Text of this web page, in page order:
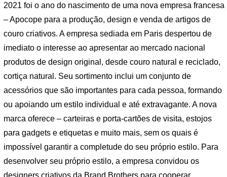
2021 foi o ano do nascimento de uma nova empresa francesa
– Apocope para a produção, design e venda de artigos de
couro criativos. A empresa sediada em Paris despertou de
imediato o interesse ao apresentar ao mercado nacional
produtos de design original, desde couro natural e reciclado,
cortiça natural. Seu sortimento inclui um conjunto de
acessórios que são importantes para cada pessoa, formando
ou apoiando um estilo individual e até extravagante. A nova
marca oferece – carteiras e porta-cartões de visita, estojos
para gadgets e etiquetas e muito mais, sem os quais é
impossível garantir a completude do seu próprio estilo. Para
desenvolver seu próprio estilo, a empresa convidou os